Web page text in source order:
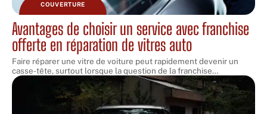
COUVERTURE
Avantages de choisir un service avec franchise
offerte en réparation de vitres auto
Faire réparer une vitre de voiture peut rapidement devenir un
casse-tête, surtout lorsque la question de la franchise…